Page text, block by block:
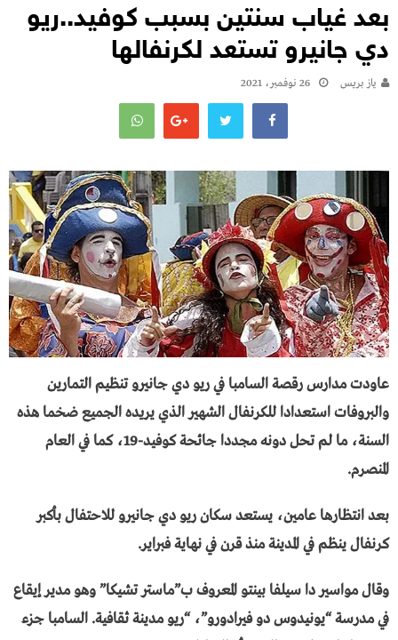
بعد غياب سنتين بسبب كوفيد..ريو
دي جانيرو تستعد لكرنفالها
يـاز بريـس 26 نوفمبر، 2021
عاودت مدارس رقصة السامبا في ريو دي جانيرو تنظيم التمارين
والبروفات استعدادا للكرنفال الشهير الذي يريده الجميع ضخما هذه
السنة، ما لم تحل دونه مجددا جائحة كوفيد-19، كما في العام
المنصرم.
بعد انتظارها عامين، يستعد سكان ريو دي جانيرو للاحتفال بأكبر
كرنفال ينظم في المدينة منذ قرن في نهاية فبراير.
وقال مواسير دا سيلفا بينتو المعروف ب”ماستر تشيكا” وهو مدير إيقاع
في مدرسة “يونيدوس دو فيرادورو”، “ريو مدينة ثقافية. السامبا جزء